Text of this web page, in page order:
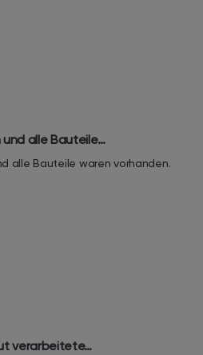
alle Bauteile…
alle Bauteile waren vorhanden.
verarbeitete…